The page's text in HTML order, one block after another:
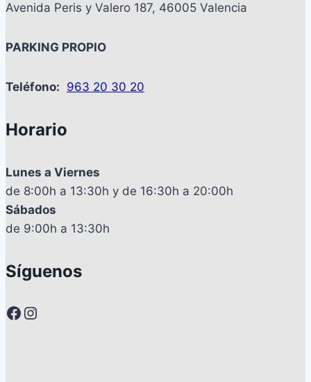
Avenida Peris y Valero 187, 46005 Valencia
PARKING PROPIO
Teléfono: 963 20 30 20
Horario
Lunes a Viernes
de 8:00h a 13:30h y de 16:30h a 20:00h
Sábados
de 9:00h a 13:30h
Síguenos
Facebook
Instagram